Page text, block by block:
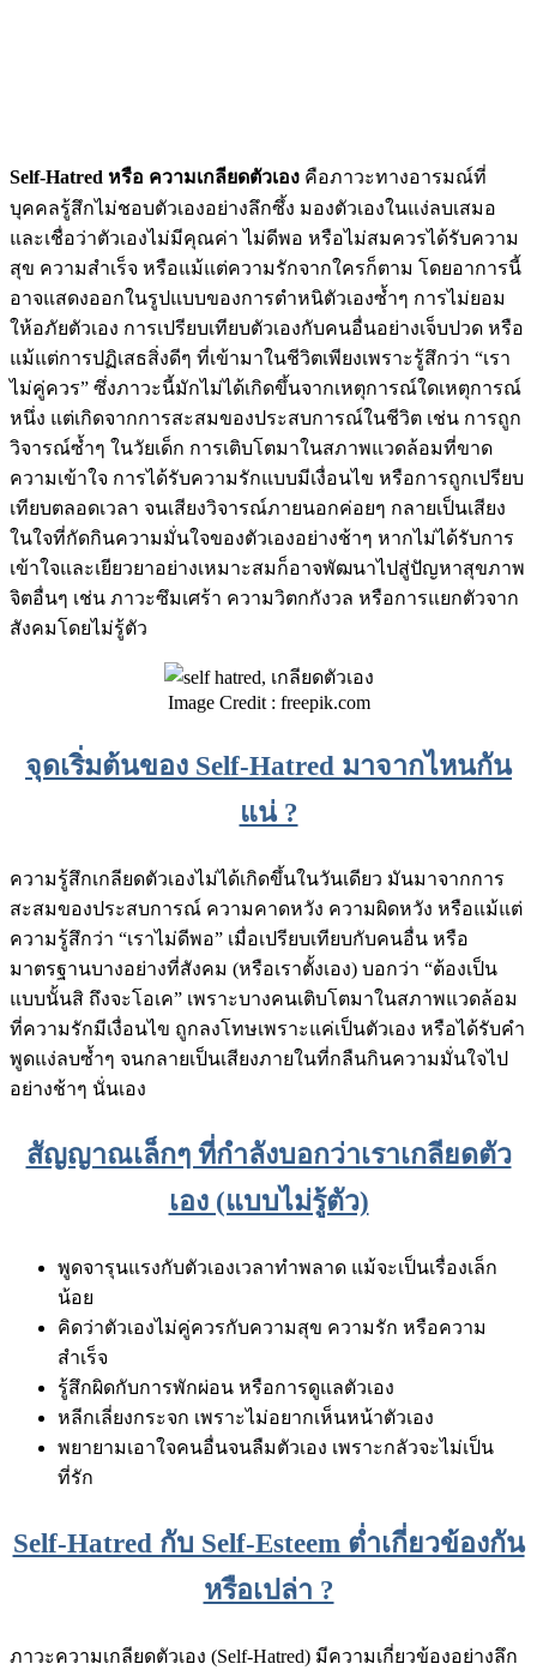
Self-Hatred หรือ ความเกลียดตัวเอง คือภาวะทางอารมณ์ที่
บุคคลรู้สึกไม่ชอบตัวเองอย่างลึกซึ้ง มองตัวเองในแง่ลบเสมอ
และเชื่อว่าตัวเองไม่มีคุณค่า ไม่ดีพอ หรือไม่สมควรได้รับความ
สุข ความสำเร็จ หรือแม้แต่ความรักจากใครก็ตาม โดยอาการนี้
อาจแสดงออกในรูปแบบของการตำหนิตัวเองซ้ำๆ การไม่ยอม
ให้อภัยตัวเอง การเปรียบเทียบตัวเองกับคนอื่นอย่างเจ็บปวด หรือ
แม้แต่การปฏิเสธสิ่งดีๆ ที่เข้ามาในชีวิตเพียงเพราะรู้สึกว่า “เรา
ไม่คู่ควร” ซึ่งภาวะนี้มักไม่ได้เกิดขึ้นจากเหตุการณ์ใดเหตุการณ์
หนึ่ง แต่เกิดจากการสะสมของประสบการณ์ในชีวิต เช่น การถูก
วิจารณ์ซ้ำๆ ในวัยเด็ก การเติบโตมาในสภาพแวดล้อมที่ขาด
ความเข้าใจ การได้รับความรักแบบมีเงื่อนไข หรือการถูกเปรียบ
เทียบตลอดเวลา จนเสียงวิจารณ์ภายนอกค่อยๆ กลายเป็นเสียง
ในใจที่กัดกินความมั่นใจของตัวเองอย่างช้าๆ หากไม่ได้รับการ
เข้าใจและเยียวยาอย่างเหมาะสมก็อาจพัฒนาไปสู่ปัญหาสุขภาพ
จิตอื่นๆ เช่น ภาวะซึมเศร้า ความวิตกกังวล หรือการแยกตัวจาก
สังคมโดยไม่รู้ตัว
Image Credit : freepik.com
จุดเริ่มต้นของ Self-Hatred มาจากไหนกัน
แน่ ?
ความรู้สึกเกลียดตัวเองไม่ได้เกิดขึ้นในวันเดียว มันมาจากการ
สะสมของประสบการณ์ ความคาดหวัง ความผิดหวัง หรือแม้แต่
ความรู้สึกว่า “เราไม่ดีพอ” เมื่อเปรียบเทียบกับคนอื่น หรือ
มาตรฐานบางอย่างที่สังคม (หรือเราตั้งเอง) บอกว่า “ต้องเป็น
แบบนั้นสิ ถึงจะโอเค” เพราะบางคนเติบโตมาในสภาพแวดล้อม
ที่ความรักมีเงื่อนไข ถูกลงโทษเพราะแค่เป็นตัวเอง หรือได้รับคำ
พูดแง่ลบซ้ำๆ จนกลายเป็นเสียงภายในที่กลืนกินความมั่นใจไป
อย่างช้าๆ นั่นเอง
สัญญาณเล็กๆ ที่กำลังบอกว่าเราเกลียดตัว
เอง (แบบไม่รู้ตัว)
พูดจารุนแรงกับตัวเองเวลาทำพลาด แม้จะเป็นเรื่องเล็ก
น้อย
คิดว่าตัวเองไม่คู่ควรกับความสุข ความรัก หรือความ
สำเร็จ
รู้สึกผิดกับการพักผ่อน หรือการดูแลตัวเอง
หลีกเลี่ยงกระจก เพราะไม่อยากเห็นหน้าตัวเอง
พยายามเอาใจคนอื่นจนลืมตัวเอง เพราะกลัวจะไม่เป็น
ที่รัก
Self-Hatred กับ Self-Esteem ต่ำเกี่ยวข้องกัน
หรือเปล่า ?
ภาวะความเกลียดตัวเอง (Self-Hatred) มีความเกี่ยวข้องอย่างลึก